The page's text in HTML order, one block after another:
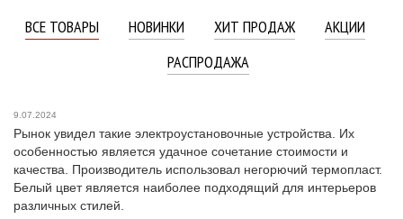
ВСЕ ТОВАРЫ НОВИНКИ ХИТ ПРОДАЖ
АКЦИИ
РАСПРОДАЖА
9.07.2024
Рынок увидел такие электроустановочные устройства. Их
особенностью является удачное сочетание стоимости и
качества. Производитель использовал негорючий термопласт.
Белый цвет является наиболее подходящий для интерьеров
различных стилей.